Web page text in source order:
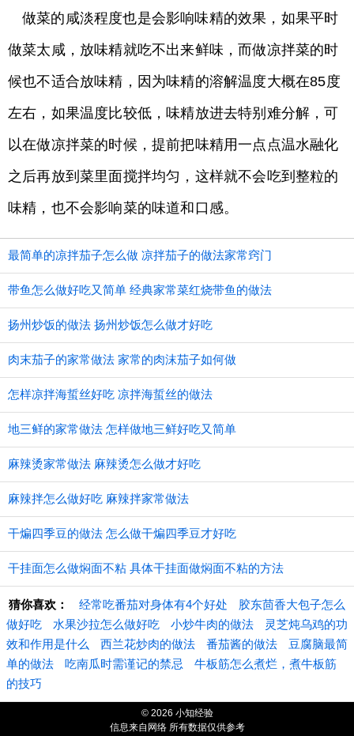
做菜的咸淡程度也是会影响味精的效果，如果平时
做菜太咸，放味精就吃不出来鲜味，而做凉拌菜的时
候也不适合放味精，因为味精的溶解温度大概在85度
左右，如果温度比较低，味精放进去特别难分解，可
以在做凉拌菜的时候，提前把味精用一点点温水融化
之后再放到菜里面搅拌均匀，这样就不会吃到整粒的
味精，也不会影响菜的味道和口感。
最简单的凉拌茄子怎么做 凉拌茄子的做法家常窍门
带鱼怎么做好吃又简单 经典家常菜红烧带鱼的做法
扬州炒饭的做法 扬州炒饭怎么做才好吃
肉末茄子的家常做法 家常的肉沫茄子如何做
怎样凉拌海蜇丝好吃 凉拌海蜇丝的做法
地三鲜的家常做法 怎样做地三鲜好吃又简单
麻辣烫家常做法 麻辣烫怎么做才好吃
麻辣拌怎么做好吃 麻辣拌家常做法
干煸四季豆的做法 怎么做干煸四季豆才好吃
干挂面怎么做焖面不粘 具体干挂面做焖面不粘的方法
猜你喜欢： 经常吃番茄对身体有4个好处
胶东茴香大包子怎么
做好吃
水果沙拉怎么做好吃 小炒牛肉的做法
灵芝炖乌鸡的功
效和作用是什么
西兰花炒肉的做法 番茄酱的做法
豆腐脑最简
单的做法
吃南瓜时需谨记的禁忌
牛板筋怎么煮烂，煮牛板筋
的技巧
© 2026 小知经验
信息来自网络 所有数据仅供参考